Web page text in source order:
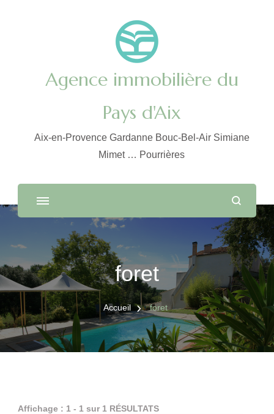
Agence immobilière du
Pays d'Aix
Aix-en-Provence Gardanne Bouc-Bel-Air Simiane
Mimet … Pourrières
foret
Accueil foret
Affichage : 1 - 1 sur 1 RÉSULTATS